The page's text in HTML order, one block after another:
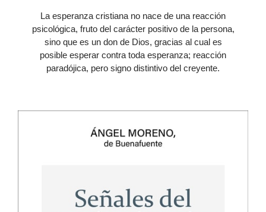
La esperanza cristiana no nace de una reacción
psicológica, fruto del carácter positivo de la persona,
sino que es un don de Dios, gracias al cual es
posible esperar contra toda esperanza; reacción
paradójica, pero signo distintivo del creyente.